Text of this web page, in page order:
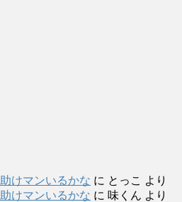
けマンいるかな に とっこ より
けマンいるかな に 味くん より